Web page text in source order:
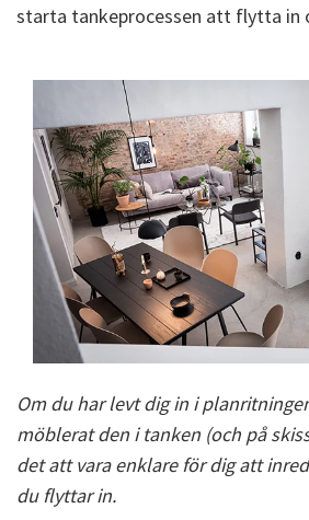
starta tankeprocessen att flytta in
Om du har levt dig in i
möblerat den i tanken (och på
det att vara enklare för dig att
du flyttar in.